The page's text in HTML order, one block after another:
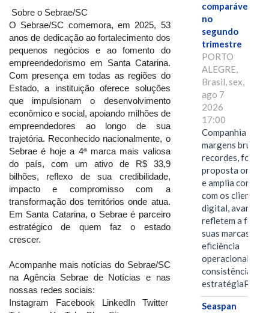
Sobre o Sebrae/SC
O Sebrae/SC comemora, em 2025, 53
anos de dedicação ao fortalecimento dos
pequenos negócios e ao fomento do
empreendedorismo em Santa Catarina.
Com presença em todas as regiões do
Estado, a instituição oferece soluções
que impulsionam o desenvolvimento
econômico e social, apoiando milhões de
empreendedores ao longo de sua
trajetória. Reconhecido nacionalmente, o
Sebrae é hoje a 4ª marca mais valiosa
do país, com um ativo de R$ 33,9
bilhões, reflexo de sua credibilidade,
impacto e compromisso com a
transformação dos territórios onde atua.
Em Santa Catarina, o Sebrae é parceiro
estratégico de quem faz o estado
crescer.
Acompanhe mais notícias do Sebrae/SC
na Agência Sebrae de Notícias e nas
nossas redes sociais:
Instagram Facebook LinkedIn Twitter
comparável,
no
segundo
trimestre
PORTO
ALEGRE,
Brasil, sex,
ago 7
2026
17:00
Companhia
margens brutas
recordes,
proposta
e amplia
com os clientes
digital, avanços
refletem a força
suas marcas, a
eficiência
operacional e a
consistência de
Seaspan